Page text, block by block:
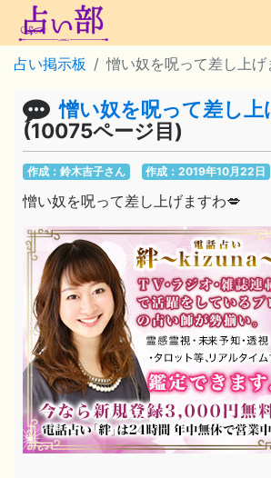
占い掲示板 憎い奴を呪って差し上げ
憎い奴を呪って差し上
(10075ページ目)
作成：鈴木吉子さん 作成：2019年10月22日
憎い奴を呪って差し上げますわ💋